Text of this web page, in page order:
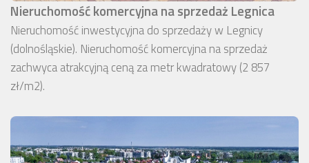
Nieruchomość komercyjna na sprzedaż Legnica
Nieruchomość inwestycyjna do sprzedaży w Legnicy
(dolnośląskie). Nieruchomość komercyjna na sprzedaż
zachwyca atrakcyjną ceną za metr kwadratowy (2 857
zł/m2).